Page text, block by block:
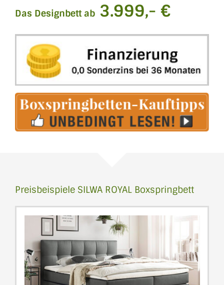
Das Designbett ab 3.999,- €
Preisbeispiele SILWA ROYAL Boxspringbett